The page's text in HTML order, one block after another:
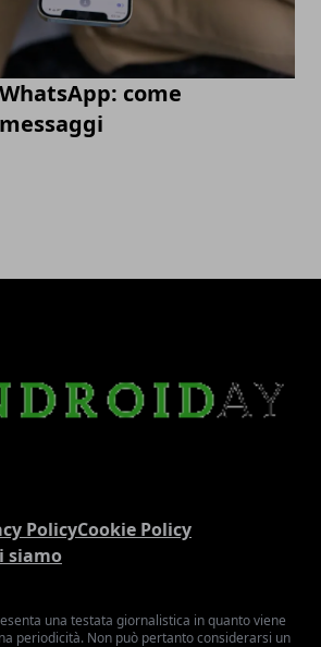
come
PolicyCookie Policy
siamo
una testata giornalistica in quanto viene
periodicità. Non può pertanto considerarsi un